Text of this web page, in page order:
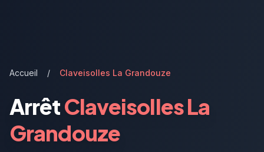
Accueil / Claveisolles La Grandouze
ArrêtClaveisolles La
Grandouze